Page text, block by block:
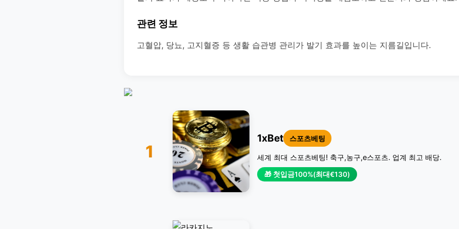
관련 정보
고혈압, 당뇨, 고지혈증 등 생활 습관병 관리가 발기 효과를 높이는 지름길입니다.
1
1xBet 스포츠베팅
세계 최대 스포츠베팅! 축구,농구,e스포츠. 업계 최고 배당.
🎁 첫입금100%(최대€130)